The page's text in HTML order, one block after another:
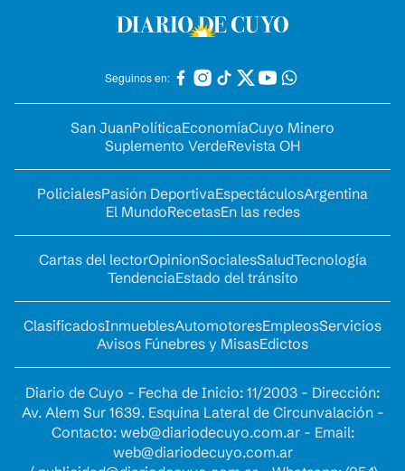
Seguinos en:
San JuanPolíticaEconomíaCuyo Minero
Suplemento VerdeRevista OH
PolicialesPasión DeportivaEspectáculosArgentina
El MundoRecetasEn las redes
Cartas del lectorOpinionSocialesSaludTecnología
TendenciaEstado del tránsito
ClasificadosInmueblesAutomotoresEmpleosServicios
Avisos Fúnebres y MisasEdictos
Diario de Cuyo - Fecha de Inicio: 11/2003 - Dirección:
Av. Alem Sur 1639. Esquina Lateral de Circunvalación -
Contacto: web@diariodecuyo.com.ar- Email:
web@diariodecuyo.com.ar